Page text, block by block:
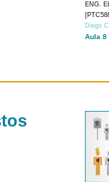
ENG.
Diego
Aula 8